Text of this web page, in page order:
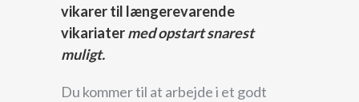
vikarer til længerevarende
vikariatermed opstart snarest
muligt.
Du kommer til at arbejde i et godt